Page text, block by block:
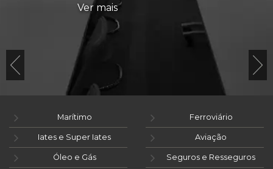
Ver mais
Marítimo
Iates e Super Iates
Óleo e Gás
Ferroviário
Aviação
Seguros e Resseguros